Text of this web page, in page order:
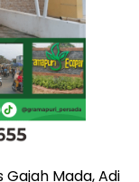
Mada, Adi